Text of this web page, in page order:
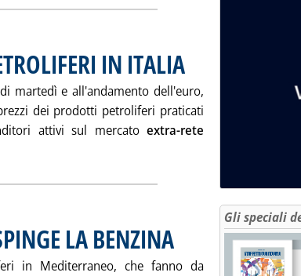
IN ITALIA
martedì e all'andamento dell'euro,
dei prodotti petroliferi praticati
attivi sul mercato extra-rete
notizia: 'LE VARIAZIONI DEI PREZZI PETROLIFERI
LA BENZINA . Pubblicata giovedì 29
in Mediterraneo, che fanno da
Gli speciali